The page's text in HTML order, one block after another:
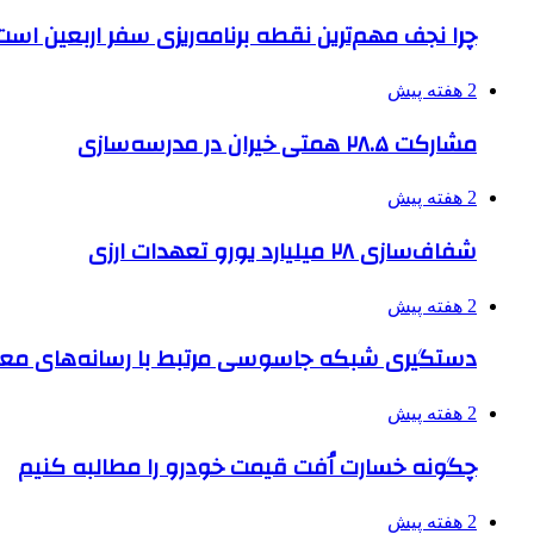
چرا نجف مهم‌ترین نقطه برنامه‌ریزی سفر اربعین
2 هفته پیش
مشارکت ۲۸.۵ همتی خیران در مدرسه‌سازی
2 هفته پیش
شفاف‌سازی ۲۸ میلیارد یورو تعهدات ارزی
2 هفته پیش
دستگیری شبکه جاسوسی مرتبط با رسانه‌های
2 هفته پیش
چگونه خسارت اُفت قیمت خودرو را مطالبه کنیم
2 هفته پیش